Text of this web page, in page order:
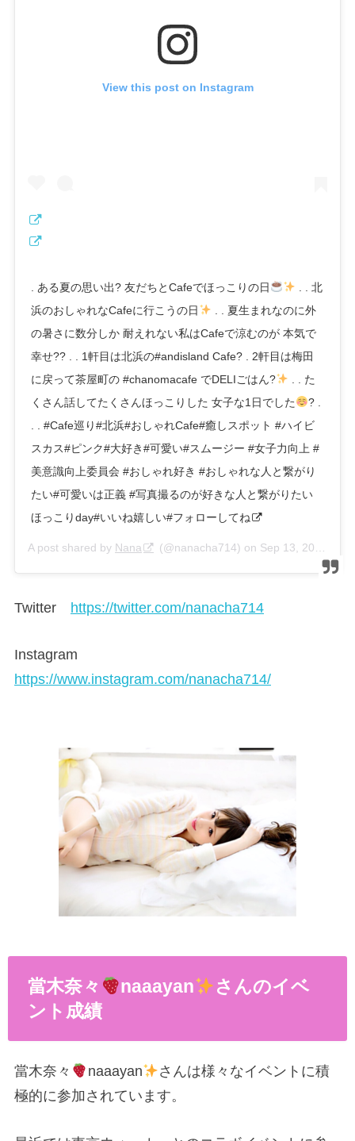
View this post on Instagram
. ある夏の思い出? 友だちとCafeでほっこりの日
. . 北
浜のおしゃれなCafeに行こうの日
. . 夏生まれなのに外
の暑さに数分しか 耐えれない私はCafeで涼むのが 本気で
幸せ?? . . 1軒目は北浜の#andisland Cafe? . 2軒目は梅田
に戻って茶屋町の #chanomacafe でDELIごはん?
. . た
くさん話してたくさんほっこりした 女子な1日でした
? .
. . #Cafe巡り#北浜#おしゃれCafe#癒しスポット #ハイビ
スカス#ピンク#大好き#可愛い#スムージー #女子力向上 #
美意識向上委員会 #おしゃれ好き #おしゃれな人と繋がり
たい#可愛いは正義 #写真撮るのが好きな人と繋がりたい
ほっこりday#いいね嬉しい#フォローしてね
A post shared by Nana (@nanacha714) on Sep 13, 2019 at 3:59am PDT
Twitter https://twitter.com/nanacha714
Instagram
https://www.instagram.com/nanacha714/
當木奈々 naaayan
さんのイベ
ント成績
當木奈々 naaayan
さんは様々なイベントに積
極的に参加されています。